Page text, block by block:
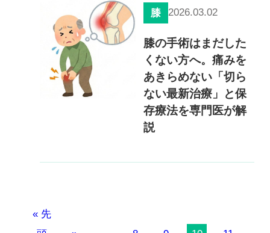
膝 2026.03.02
膝の手術はまだした
くない方へ。痛みを
あきらめない「切ら
ない最新治療」と保
存療法を専門医が解
説
« 先